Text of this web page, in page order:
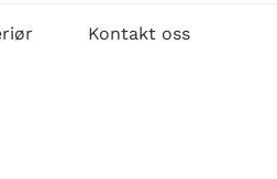
Kontakt oss